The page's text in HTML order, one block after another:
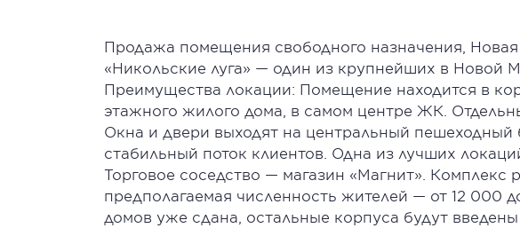
Продажа помещения свободного назначения,
«Никольские луга» — один из крупнейших в Новой
Преимущества локации: Помещение находится в
этажного жилого дома, в самом центре ЖК.
Окна и двери выходят на центральный пешеходный
стабильный поток клиентов. Одна из лучших
Торговое соседство — магазин «Магнит». Комплекс
предполагаемая численность жителей — от 12 000
домов уже сдана, остальные корпуса будут введены